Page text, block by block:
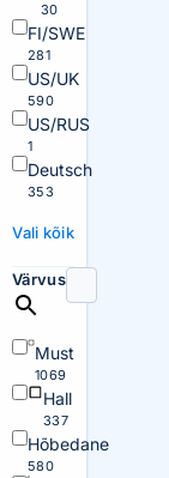
30
FI/SWE
281
US/UK
590
US/RUS
1
Deutsch
353
Vali kõik
Värvus
Must
1069
Hall
337
Hõbedane
580